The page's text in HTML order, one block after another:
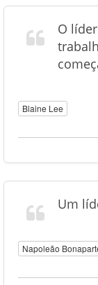
O
Blaine Lee
Um
Napoleão